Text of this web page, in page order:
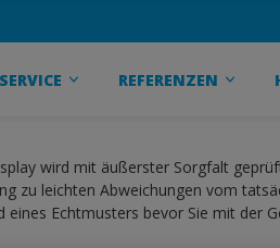
SERVICE REFERENZEN
wird mit äußerster Sorgfalt
zu leichten Abweichungen vom
Echtmusters bevor Sie mit der